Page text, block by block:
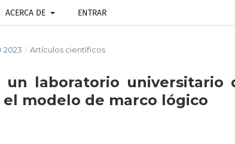
ACERCA DE ENTRAR
2023 / Artículos científicos
laboratorio universitario
modelo de marco lógico